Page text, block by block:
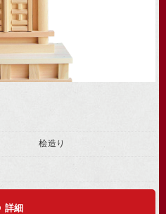
桧造り
詳細